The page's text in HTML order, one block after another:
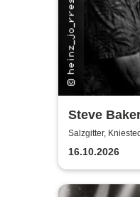
Steve
Salzgitter,
16.10.2026